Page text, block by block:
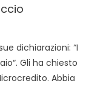
dichiarazioni: “I
Gli ha chiesto
Abbia